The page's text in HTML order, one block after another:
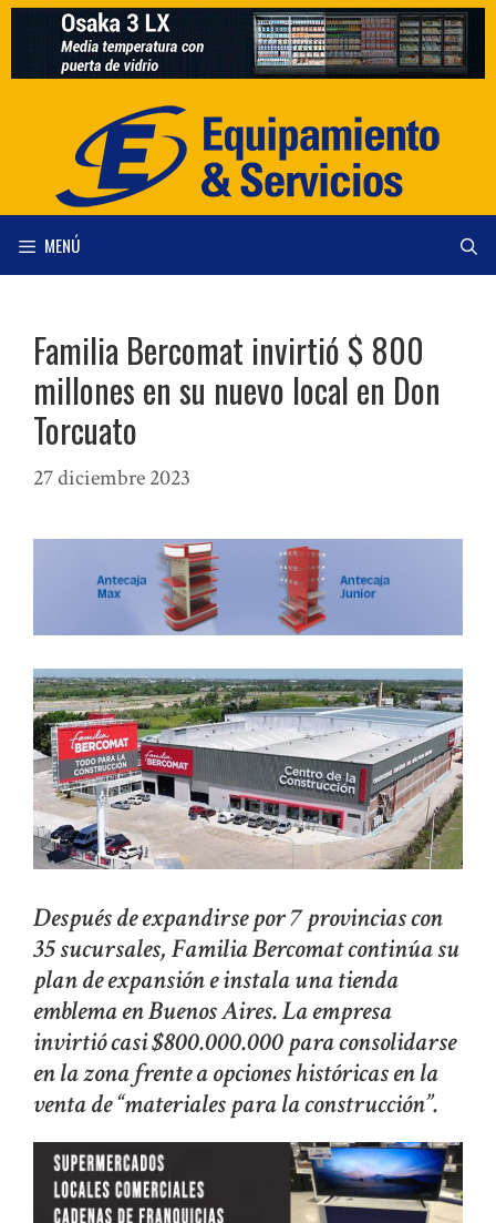
Saltar
contenido
MENÚ
Familia Bercomat invirtió $ 800
millones en su nuevo local en Don
Torcuato
27 diciembre 2023
Después de expandirse por 7 provincias con
35 sucursales, Familia Bercomat continúa su
plan de expansión e instala una tienda
emblema en Buenos Aires. La empresa
invirtió casi $800.000.000 para consolidarse
en la zona frente a opciones históricas en la
venta de “materiales para la construcción”.